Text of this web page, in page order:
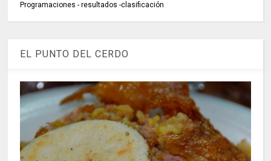
Programaciones - resultados -clasificación
EL PUNTO DEL CERDO